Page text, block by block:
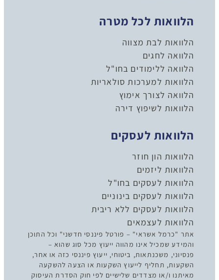
הלוואות לכל מטרה
הלוואות לבת מצווה
הלוואה לחגים
הלוואה ללימודים בחו"ל
הלוואות למערכות סולאריות
הלוואה לצורך אימוץ
הלוואות לשיפוץ דירה
הלוואות לעסקים
הלוואות הון חוזר
הלוואות ליזמים
הלוואות לעסקים בחו"ל
הלוואות לעסקים בינוניים
הלוואות לעסקים ללא ריבית
הלוואות לעצמאים
אתר "כרמל אשראי" – פורטל פיננסי חדשני" וכל התוכן
והמידע שמכיל אינו מהווה ייעוץ מכל סוג שהוא –
פנסיוני, משכנתאות, ביטוחי, ייעוץ פיננסי כזה או אחר,
השקעות, תחליף לייעוץ השקעות או הצעה להשקעה
מאיתנו ו/או מצדדים שלישיים לפי חוק הסדרת העיסוק